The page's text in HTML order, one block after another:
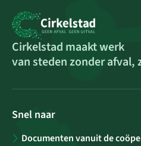
Cirkelstad maakt werk
van steden zonder afval,
Snel naar
Documenten vanuit de